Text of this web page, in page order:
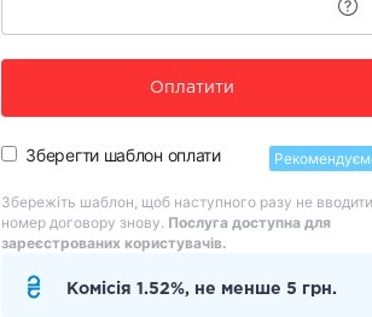
Оплатити
Зберегти шаблон оплати
Збережіть шаблон, щоб наступного разу не вводити
номер договору знову. Послуга доступна для
зареєстрованих користувачів.
Комісія 1.52%, не менше 5 грн.